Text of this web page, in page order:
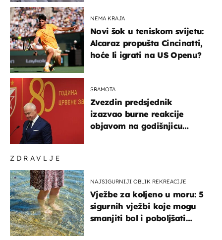
ZDRAVLJE
NAJSIGURNIJI OBLIK REKREACIJE
Vježbe za koljeno u moru: 5
sigurnih vježbi koje mogu
smanjiti bol i poboljšati
NEMA KRAJA
Novi šok u teniskom svijetu:
Alcaraz propušta Cincinatti,
hoće li igrati na US Openu?
SRAMOTA
Zvezdin predsjednik
izazvao burne reakcije
objavom na godišnjicu